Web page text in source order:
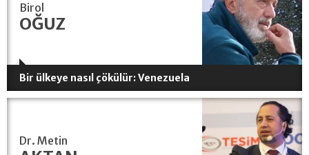
Birol
OĞUZ
Bir ülkeye nasıl çökülür: Venezuela
Dr. Metin